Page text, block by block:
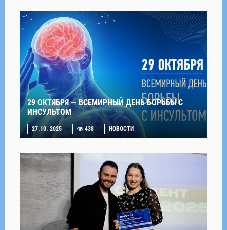
29 ОКТЯБРЯ — ВСЕМИРНЫЙ ДЕНЬ БОРЬБЫ С
ИНСУЛЬТОМ
27.10. 2025 438 НОВОСТИ